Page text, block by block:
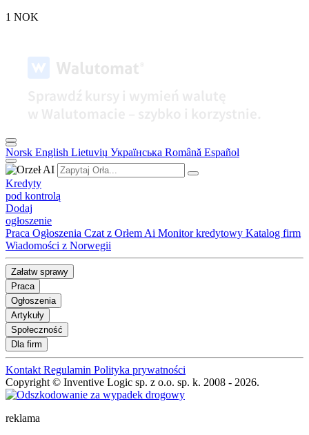
1 NOK
Norsk English Lietuvių Українська Română Español
Kredyty
pod kontrolą
Dodaj
ogłoszenie
Praca Ogłoszenia Czat z Orłem Ai Monitor kredytowy Katalog firm
Wiadomości z Norwegii
Załatw sprawy
Praca
Ogłoszenia
Artykuły
Społeczność
Dla firm
Kontakt Regulamin Polityka prywatności
Copyright © Inventive Logic sp. z o.o. sp. k. 2008 - 2026.
reklama